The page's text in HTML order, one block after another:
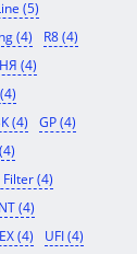
(5)
(4)
R8 (4)
(4)
(4)
GP (4)
Filter (4)
(4)
(4)
UFI (4)